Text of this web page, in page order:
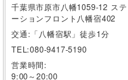
千葉県市原市八幡1059-12 ステ
ーションフロント八幡宿402
交通:「八幡宿駅」徒歩1分
TEL:080-9417-5190
営業時間:
9:00～20:00